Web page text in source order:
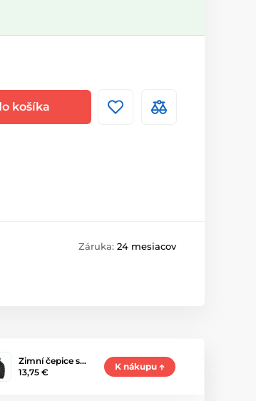
košíka
Záruka: 24 mesiacov
Zimní čepice s…
13,75 €
K nákupu